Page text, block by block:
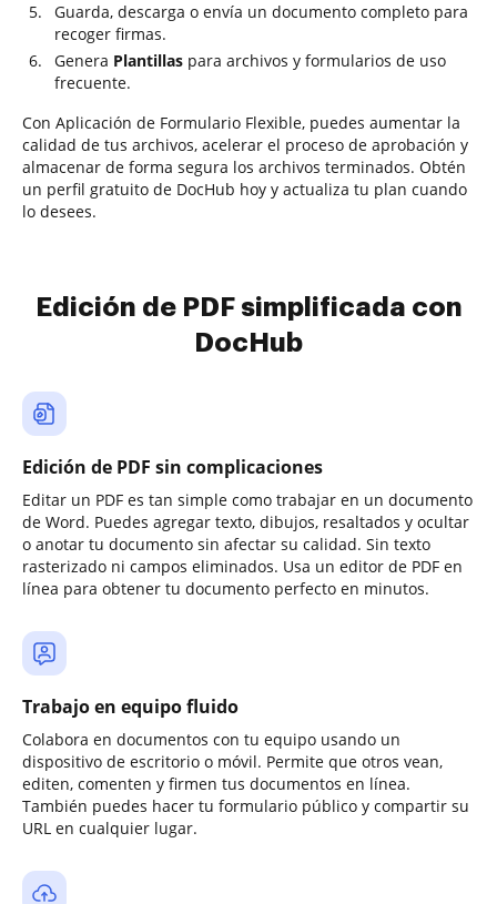
Guarda, descarga o envía un documento completo para
recoger firmas.
Genera Plantillas para archivos y formularios de uso
frecuente.
Con Aplicación de Formulario Flexible, puedes aumentar la
calidad de tus archivos, acelerar el proceso de aprobación y
almacenar de forma segura los archivos terminados. Obtén
un perfil gratuito de DocHub hoy y actualiza tu plan cuando
lo desees.
Edición de PDF simplificada con
DocHub
Edición de PDF sin complicaciones
Editar un PDF es tan simple como trabajar en un documento
de Word. Puedes agregar texto, dibujos, resaltados y ocultar
o anotar tu documento sin afectar su calidad. Sin texto
rasterizado ni campos eliminados. Usa un editor de PDF en
línea para obtener tu documento perfecto en minutos.
Trabajo en equipo fluido
Colabora en documentos con tu equipo usando un
dispositivo de escritorio o móvil. Permite que otros vean,
editen, comenten y firmen tus documentos en línea.
También puedes hacer tu formulario público y compartir su
URL en cualquier lugar.